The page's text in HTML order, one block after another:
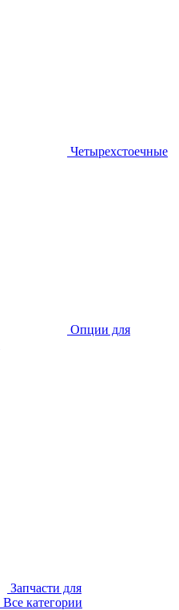
Четырехстоечные
Опции для
Запчасти для
Все категории